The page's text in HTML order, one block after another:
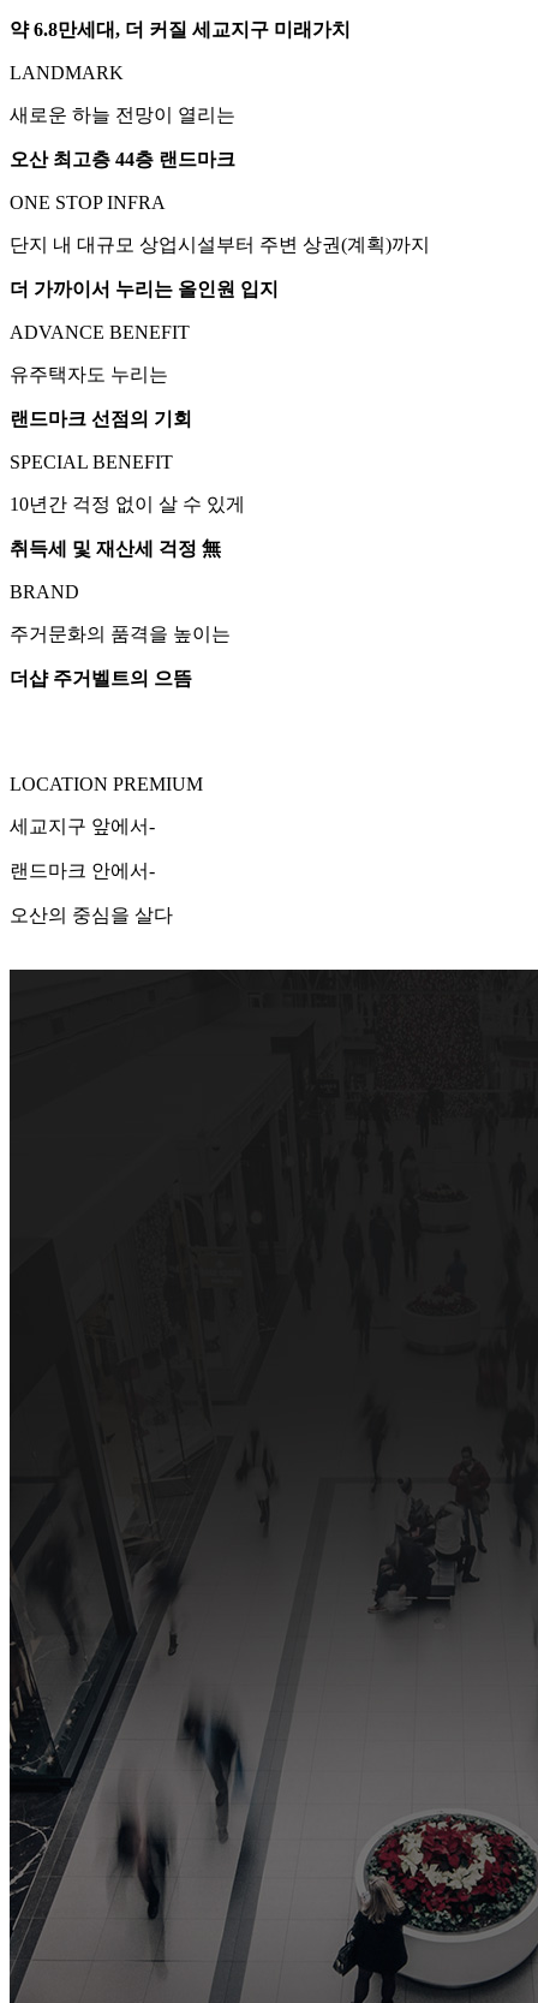
약 6.8만세대, 더 커질 세교지구 미래가치
LANDMARK
새로운 하늘 전망이 열리는
오산 최고층 44층 랜드마크
ONE STOP INFRA
단지 내 대규모 상업시설부터 주변 상권(계획)까지
더 가까이서 누리는 올인원 입지
ADVANCE BENEFIT
유주택자도 누리는
랜드마크 선점의 기회
SPECIAL BENEFIT
10년간 걱정 없이 살 수 있게
취득세 및 재산세 걱정 無
BRAND
주거문화의 품격을 높이는
더샵 주거벨트의 으뜸
LOCATION PREMIUM
세교지구 앞에서-
랜드마크 안에서-
오산의 중심을 살다